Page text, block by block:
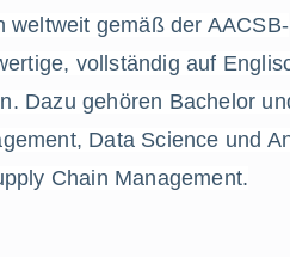
weltweit gemäß der AACSB-
vollständig auf
Dazu gehören Bachelor
Data Science und
Chain Management.